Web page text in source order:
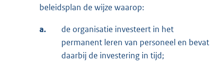
beleidsplan de wijze waarop:
a.
de organisatie investeert in het
permanent leren van personeel en bevat
daarbij de investering in tijd;